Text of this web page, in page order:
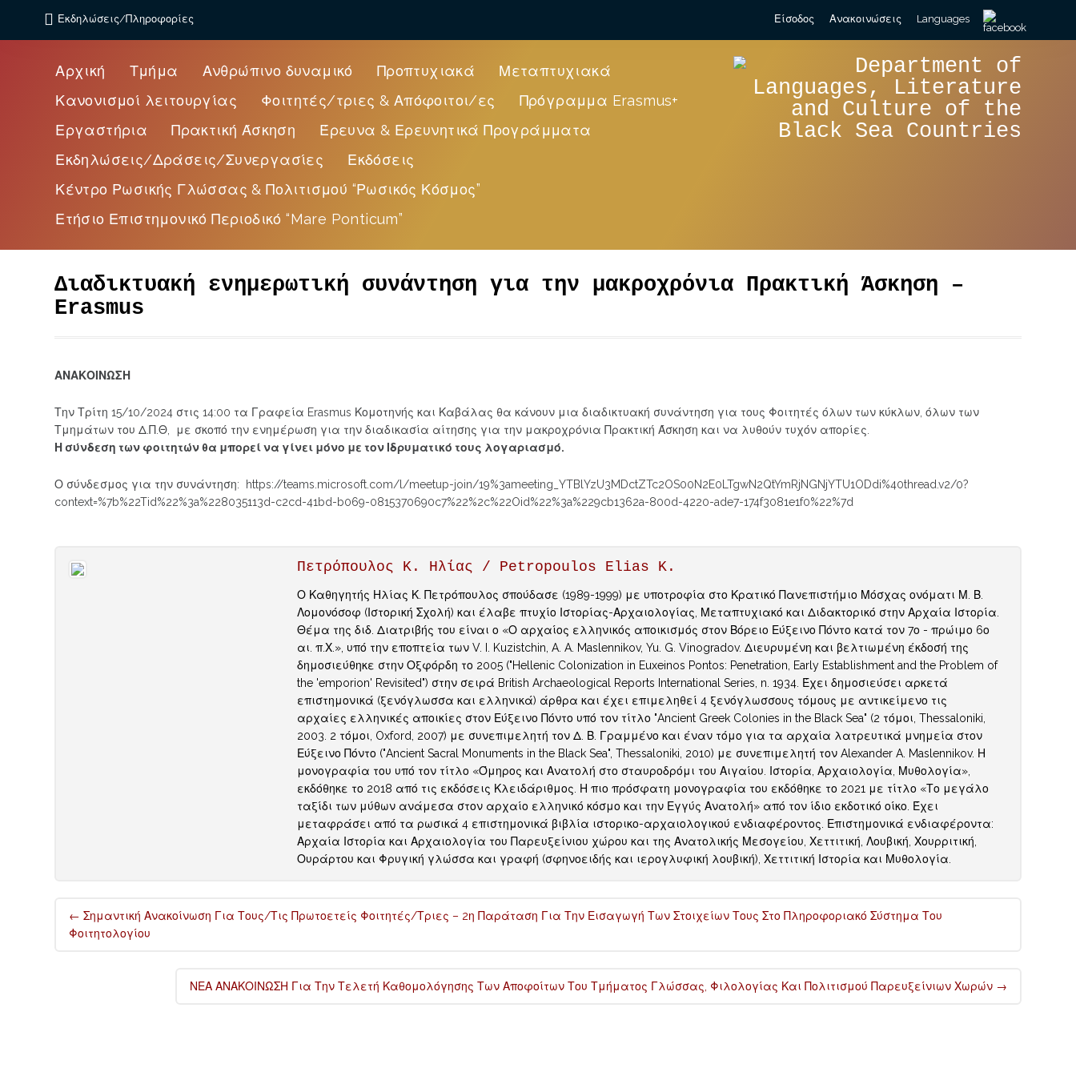
Εκδηλώσεις/Πληροφορίες Είσοδος Ανακοινώσεις Languages
for:
Αρχική Τμήμα Ανθρώπινο δυναμικό Προπτυχιακά
Μεταπτυχιακά
Κανονισμοί λειτουργίας
Φοιτητές/τριες & Απόφοιτοι/ες
Πρόγραμμα Erasmus+
Εργαστήρια
Πρακτική Άσκηση
Έρευνα & Ερευνητικά Προγράμματα
Εκδηλώσεις/Δράσεις/Συνεργασίες
Εκδόσεις
Κέντρο Ρωσικής Γλώσσας & Πολιτισμού “Ρωσικός Κόσμος”
Ετήσιο Επιστημονικό Περιοδικό “Mare Ponticum”
Διαδικτυακή ενημερωτική συνάντηση για την μακροχρόνια Πρακτική Άσκηση –
Erasmus
ΑΝΑΚΟΙΝΩΣΗ
Την Τρίτη 15/10/2024 στις 14:00 τα Γραφεία Erasmus Κομοτηνής και Καβάλας θα κάνουν μια διαδικτυακή συνάντηση για τους Φοιτητές όλων των κύκλων, όλων των
Τμημάτων του Δ.Π.Θ, με σκοπό την ενημέρωση για την διαδικασία αίτησης για την μακροχρόνια Πρακτική Άσκηση και να λυθούν τυχόν απορίες.
Η σύνδεση των φοιτητών θα μπορεί να γίνει μόνο με τον Ιδρυματικό τους λογαριασμό.
Ο σύνδεσμος για την συνάντηση: https://teams.microsoft.com/l/meetup-join/19%3ameeting_YTBlYzU3MDctZTc2OS00N2E0LTgwN2QtYmRjNGNjYTU1ODdi%40thread.v2/0?
context=%7b%22Tid%22%3a%228035113d-c2cd-41bd-b069-0815370690c7%22%2c%22Oid%22%3a%229cb1362a-800d-4220-ade7-174f3081e1f0%22%7d
Πετρόπουλος K. Ηλίας / Petropoulos Elias K.
Ο Καθηγητής Ηλίας Κ. Πετρόπουλος σπούδασε (1989-1999) με υποτροφία στο Κρατικό Πανεπιστήμιο Μόσχας ονόματι Μ. Β.
Λομονόσοφ (Ιστορική Σχολή) και έλαβε πτυχίο Ιστορίας-Αρχαιολογίας, Μεταπτυχιακό και Διδακτορικό στην Αρχαία Ιστορία.
Θέμα της διδ. Διατριβής του είναι ο «Ο αρχαίος ελληνικός αποικισμός στον Βόρειο Εύξεινο Πόντο κατά τον 7ο - πρώιμο 6ο
αι. π.Χ.», υπό την εποπτεία των V. I. Kuzistchin, A. A. Maslennikov, Yu. G. Vinogradov. Διευρυμένη και βελτιωμένη έκδοσή της
δημοσιεύθηκε στην Οξφόρδη το 2005 ("Hellenic Colonization in Euxeinos Pontos: Penetration, Early Establishment and the Problem of
the 'emporion' Revisited") στην σειρά British Archaeological Reports International Series, n. 1934. Έχει δημοσιεύσει αρκετά
επιστημονικά (ξενόγλωσσα και ελληνικά) άρθρα και έχει επιμεληθεί 4 ξενόγλωσσους τόμους με αντικείμενο τις
αρχαίες ελληνικές αποικίες στον Εύξεινο Πόντο υπό τον τίτλο "Ancient Greek Colonies in the Black Sea" (2 τόμοι, Thessaloniki,
2003. 2 τόμοι, Oxford, 2007) με συνεπιμελητή τον Δ. Β. Γραμμένο και έναν τόμο για τα αρχαία λατρευτικά μνημεία στον
Εύξεινο Πόντο ("Ancient Sacral Monuments in the Black Sea", Thessaloniki, 2010) με συνεπιμελητή τον Alexander A. Maslennikov. Η
μονογραφία του υπό τον τίτλο «Όμηρος και Ανατολή στο σταυροδρόμι του Αιγαίου. Ιστορία, Αρχαιολογία, Μυθολογία»,
εκδόθηκε το 2018 από τις εκδόσεις Κλειδάριθμος. Η πιο πρόσφατη μονογραφία του εκδόθηκε το 2021 με τίτλο «Το μεγάλο
ταξίδι των μύθων ανάμεσα στον αρχαίο ελληνικό κόσμο και την Εγγύς Ανατολή» από τον ίδιο εκδοτικό οίκο. Έχει
μεταφράσει από τα ρωσικά 4 επιστημονικά βιβλία ιστορικο-αρχαιολογικού ενδιαφέροντος. Επιστημονικά ενδιαφέροντα:
Αρχαία Ιστορία και Αρχαιολογία του Παρευξείνιου χώρου και της Ανατολικής Μεσογείου, Χεττιτική, Λουβική, Χουρριτική,
Ουράρτου και Φρυγική γλώσσα και γραφή (σφηνοειδής και ιερογλυφική λουβική), Χεττιτική Ιστορία και Μυθολογία.
Post
navigation
← Σημαντική Ανακοίνωση Για Τους/τις Πρωτοετείς Φοιτητές/τριες – 2η Παράταση Για Την Εισαγωγή Των Στοιχείων Τους Στο Πληροφοριακό Σύστημα Του
Φοιτητολογίου
ΝΕΑ ΑΝΑΚΟΙΝΩΣΗ Για Την Τελετή Καθομολόγησης Των Αποφοίτων Του Τμήματος Γλώσσας, Φιλολογίας Και Πολιτισμού Παρευξείνιων Χωρών →